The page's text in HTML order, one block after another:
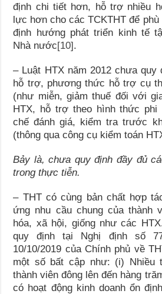
định chi tiết hơn, hỗ trợ nhiều
lực hơn cho các TCKTHT để
định hướng phát triển kinh tế
Nhà nước[10].
– Luật HTX năm 2012 chưa quy
hỗ trợ, phương thức hỗ trợ cụ
(như miễn, giảm thuế đối với
HTX, hỗ trợ theo hình thức
chế đánh giá, kiểm tra trước
(thông qua công cụ kiểm toán
Bảy là, chưa quy định đầy đủ
trong thực tiễn.
– THT có cùng bản chất hợp
ứng nhu cầu chung của thành
hóa, xã hội, giống như các
quy định tại Nghị định số
10/10/2019 của Chính phủ về
một số bất cập như: (i) Nhiều
thành viên đông lên đến hàng
có hoạt động kinh doanh ổn